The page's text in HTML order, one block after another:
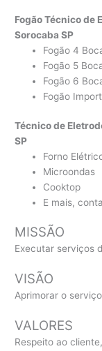
Fogão Técnico de
Sorocaba SP
Fogão 4
Fogão 5
Fogão 6
Fogão
Técnico de
SP
Forno
Microondas
Cooktop
E mais,
MISSÃO
Executar serviços
VISÃO
Aprimorar o
VALORES
Respeito ao